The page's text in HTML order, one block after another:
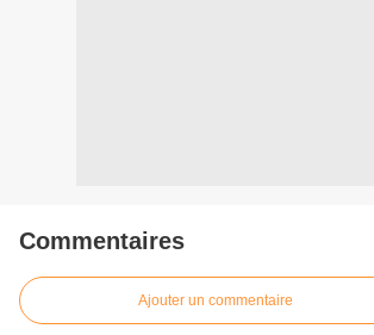
Commentaires
Ajouter un commentaire